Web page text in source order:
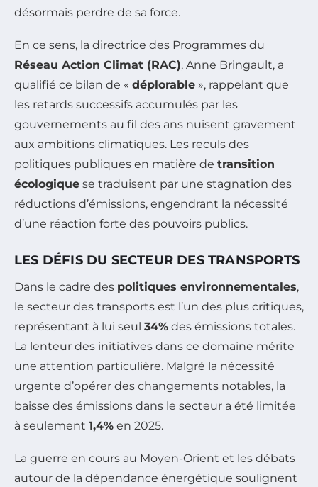
désormais perdre de sa force.
En ce sens, la directrice des Programmes du
Réseau Action Climat (RAC), Anne Bringault, a
qualifié ce bilan de « déplorable », rappelant que
les retards successifs accumulés par les
gouvernements au fil des ans nuisent gravement
aux ambitions climatiques. Les reculs des
politiques publiques en matière de transition
écologique se traduisent par une stagnation des
réductions d’émissions, engendrant la nécessité
d’une réaction forte des pouvoirs publics.
LES DÉFIS DU SECTEUR DES TRANSPORTS
Dans le cadre des politiques environnementales,
le secteur des transports est l’un des plus critiques,
représentant à lui seul 34% des émissions totales.
La lenteur des initiatives dans ce domaine mérite
une attention particulière. Malgré la nécessité
urgente d’opérer des changements notables, la
baisse des émissions dans le secteur a été limitée
à seulement 1,4% en 2025.
La guerre en cours au Moyen-Orient et les débats
autour de la dépendance énergétique soulignent